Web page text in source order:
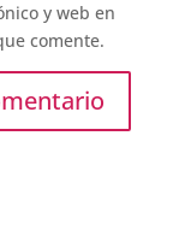
y web en
comente.